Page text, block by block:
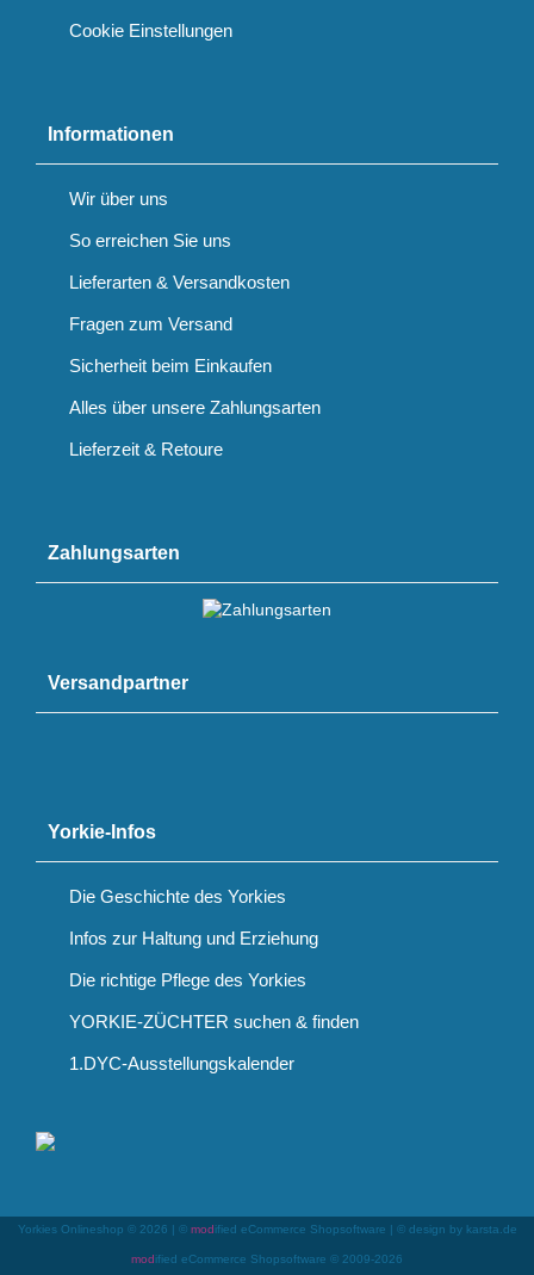
Cookie Einstellungen
Informationen
Wir über uns
So erreichen Sie uns
Lieferarten & Versandkosten
Fragen zum Versand
Sicherheit beim Einkaufen
Alles über unsere Zahlungsarten
Lieferzeit & Retoure
Zahlungsarten
Versandpartner
Yorkie-Infos
Die Geschichte des Yorkies
Infos zur Haltung und Erziehung
Die richtige Pflege des Yorkies
YORKIE-ZÜCHTER suchen & finden
1.DYC-Ausstellungskalender
Yorkies Onlineshop © 2026 | © modified eCommerce Shopsoftware | © design by karsta.de
modified eCommerce Shopsoftware © 2009-2026